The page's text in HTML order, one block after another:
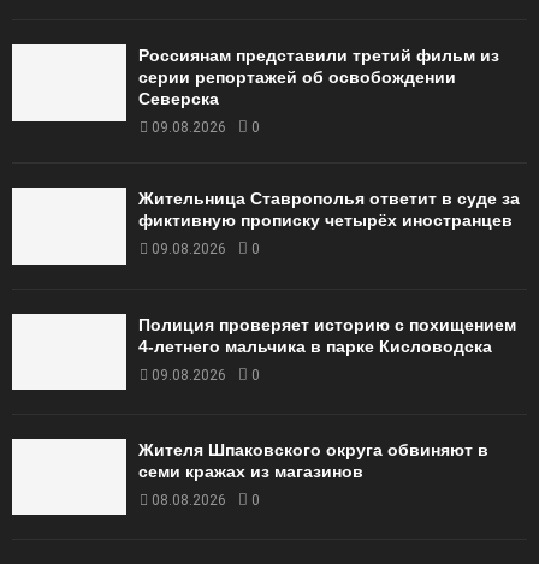
Россиянам представили третий фильм из
серии репортажей об освобождении
Северска
09.08.2026 0
Жительница Ставрополья ответит в суде за
фиктивную прописку четырёх иностранцев
09.08.2026 0
Полиция проверяет историю с похищением
4-летнего мальчика в парке Кисловодска
09.08.2026 0
Жителя Шпаковского округа обвиняют в
семи кражах из магазинов
08.08.2026 0